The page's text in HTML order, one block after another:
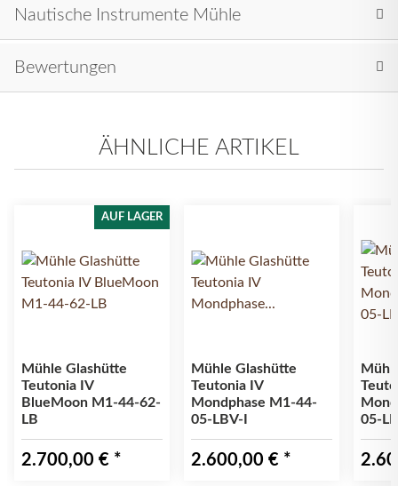
Nautische Instrumente Mühle
Bewertungen
ÄHNLICHE ARTIKEL
AUF LAGER
Mühle Glashütte
Teutonia IV
BlueMoon M1-44-62-
LB
2.700,00 € *
Mühle Glashütte
Teutonia IV
Mondphase M1-44-
05-LBV-I
2.600,00 € *
05-LB